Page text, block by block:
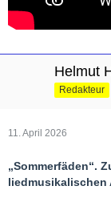
Helmut
Redakteur
11. April 2026
„Sommerfäden“.
liedmusikalischen